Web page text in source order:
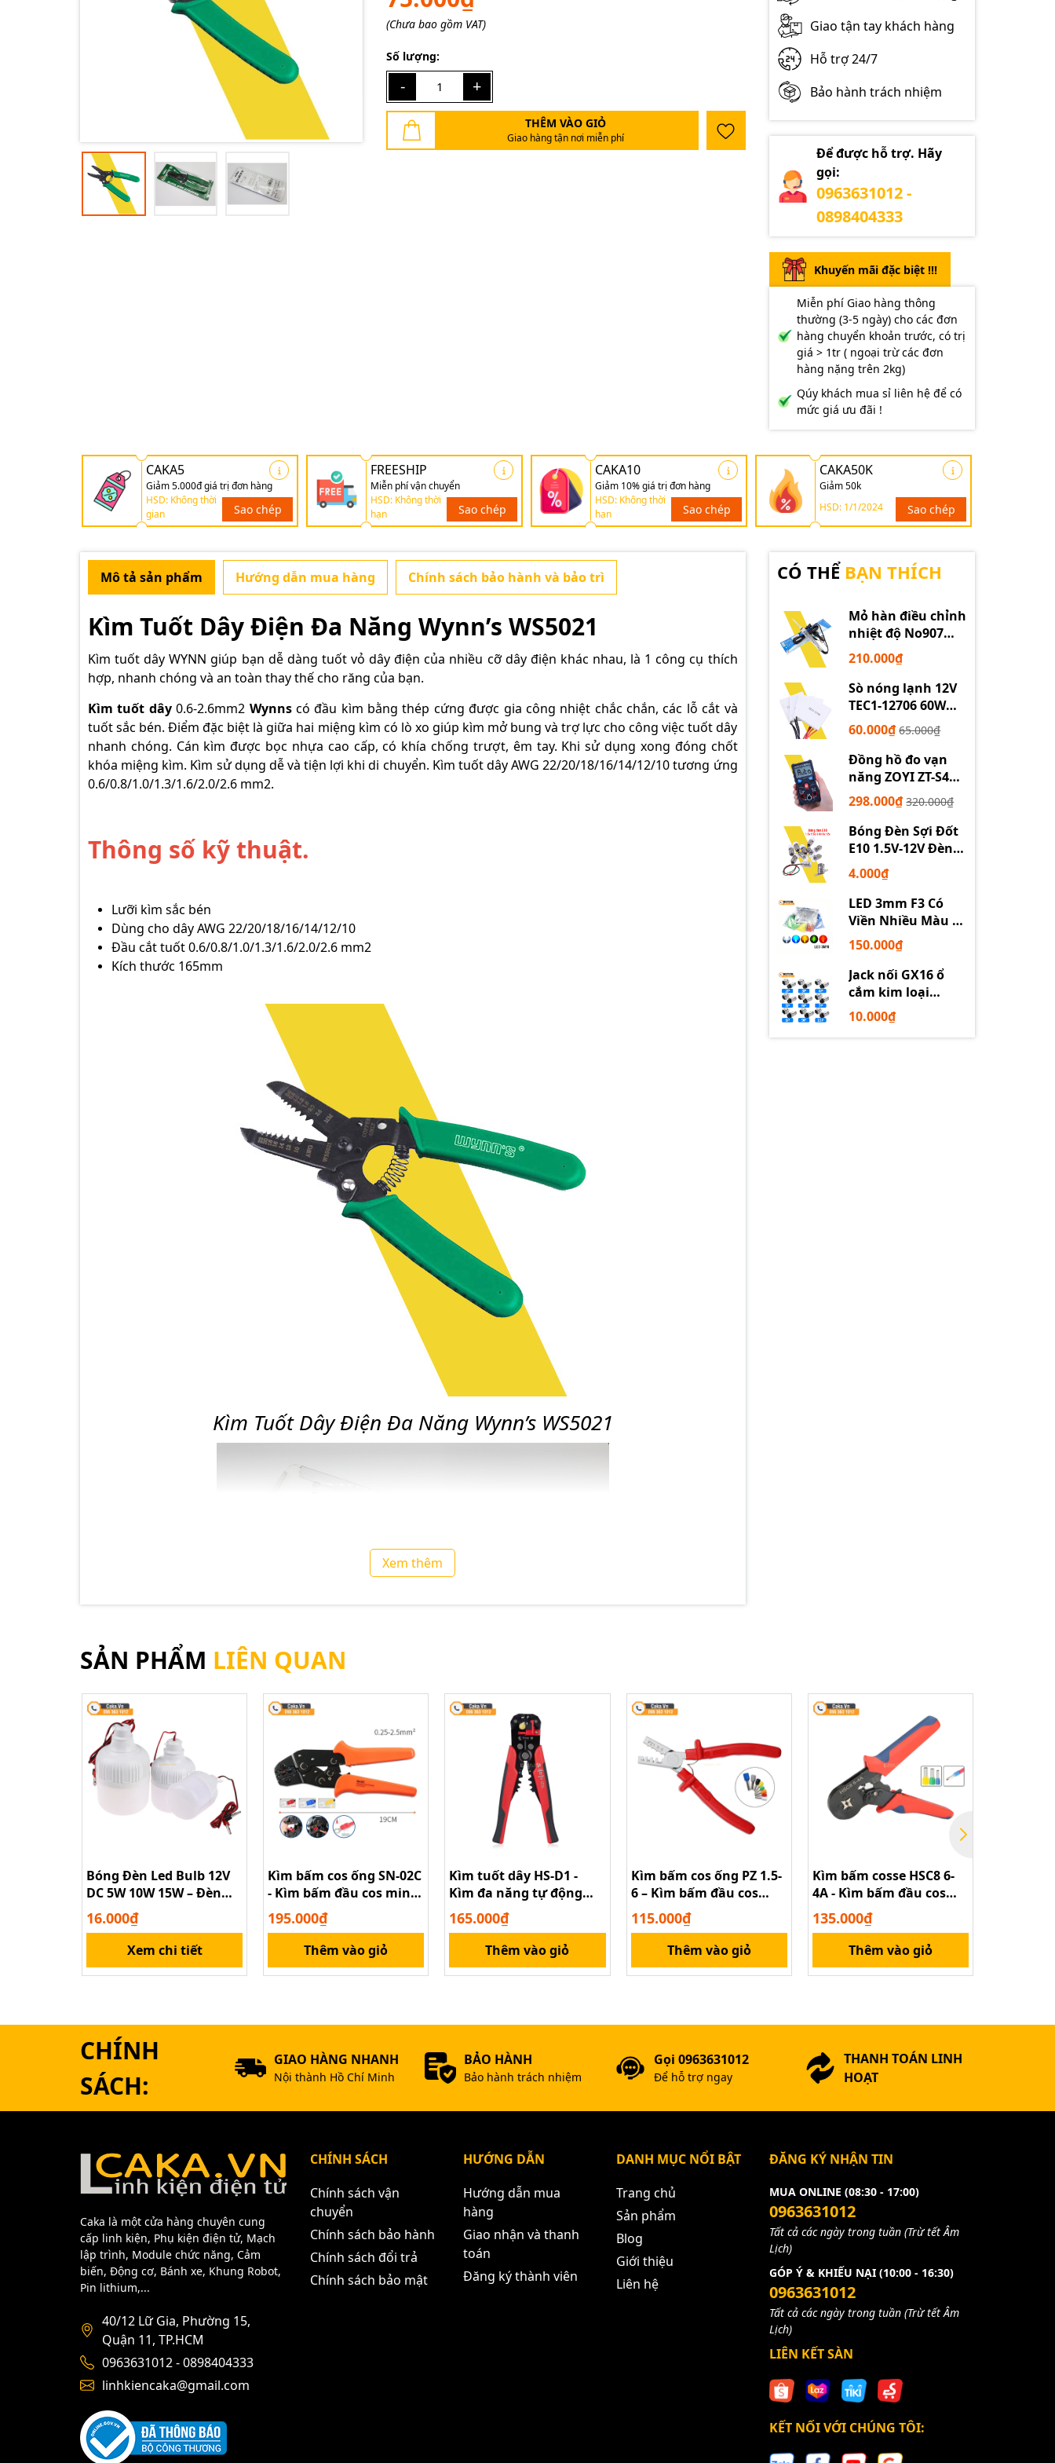
(Chưa bao gồm VAT)
Số lượng:
- +
THÊM VÀO GIỎ
Giao hàng tận nơi miễn phí
Giao tận tay khách hàng
Hỗ trợ 24/7
Bảo hành trách nhiệm
Để được hỗ trợ. Hãy
gọi:
0963631012 -
0898404333
Khuyến mãi đặc biệt !!!
Miễn phí Giao hàng thông
thường (3-5 ngày) cho các đơn
hàng chuyển khoản trước, có trị
giá > 1tr ( ngoại trừ các đơn
hàng nặng trên 2kg)
Qúy khách mua sỉ liên hệ để có
mức giá ưu đãi !
CAKA5
Giảm 5.000đ giá trị đơn hàng
HSD: Không thời
gian
Sao chép
FREESHIP
Miễn phí vận chuyển
HSD: Không thời
hạn
Sao chép
CAKA10
Giảm 10% giá trị đơn hàng
HSD: Không thời
hạn
Sao chép
CAKA50K
Giảm 50k
HSD: 1/1/2024
Sao chép
Ngày hết hạn:
Điều kiện:
Mô tả sản phẩm Hướng dẫn mua hàng Chính sách bảo hành và bảo trì
Kìm Tuốt Dây Điện Đa Năng Wynn’s WS5021
Kìm tuốt dây WYNN giúp bạn dễ dàng tuốt vỏ dây điện của nhiều cỡ dây điện khác nhau, là 1 công cụ thích
hợp, nhanh chóng và an toàn thay thế cho răng của bạn.
Kìm tuốt dây0.6-2.6mm2 Wynnscó đầu kìm bằng thép cứng được gia công nhiệt chắc chắn, các lỗ cắt và
tuốt sắc bén. Điểm đặc biệt là giữa hai miệng kìm có lò xo giúp kìm mở bung và trợ lực cho công việc tuốt dây
nhanh chóng. Cán kìm được bọc nhựa cao cấp, có khía chống trượt, êm tay. Khi sử dụng xong đóng chốt
khóa miệng kìm. Kìm sử dụng dễ và tiện lợi khi di chuyển. Kìm tuốt dây AWG 22/20/18/16/14/12/10 tương ứng
0.6/0.8/1.0/1.3/1.6/2.0/2.6 mm2.
Thông số kỹ thuật.
Lưỡi kìm sắc bén
Dùng cho dây AWG 22/20/18/16/14/12/10
Đầu cắt tuốt 0.6/0.8/1.0/1.3/1.6/2.0/2.6 mm2
Kích thước 165mm
Kìm Tuốt Dây Điện Đa Năng Wynn’s WS5021
Kìm tuốt dây Wynn
Kìm tuốt dây điện Wynn
LINH KIỆN ĐIỆN TỬ TPHCM
Địa Chỉ: Số 40/12 Lữ Gia - Phường 15 - Quận 11 - HCM
Điện Thoại: 0963631012 - 0898404333
Xem thêm
CÓ THỂ BẠN THÍCH
Mỏ hàn điều chỉnh
nhiệt độ No907
60W 220V loại tốt
210.000₫
Sò nóng lạnh 12V
TEC1-12706 60W
12710 100W 12715
150W
60.000₫ 65.000₫
Đồng hồ đo vạn
năng ZOYI ZT-S4
tự động
298.000₫ 320.000₫
Bóng Đèn Sợi Đốt
E10 1.5V-12V Đèn
Thí Nghiệm STEM
4.000₫
LED 3mm F3 Có
Viền Nhiều Màu –
Trắng Đỏ Xanh
Dương Lục Vàng
150.000₫
Jack nối GX16 ổ
cắm kim loại
2/3/4/5/6P chuyên
dụng
10.000₫
SẢN PHẨM LIÊN QUAN
Bóng Đèn Led Bulb 12V
DC 5W 10W 15W – Đèn
Kẹp Bình Ắc Quy Siêu
Sáng
16.000₫
Xem chi tiết
Kìm bấm cos ống SN-02C
- Kìm bấm đầu cos mini
kiểu Âu
195.000₫
Thêm vào giỏ
Kìm tuốt dây HS-D1 -
Kìm đa năng tự động
tuốt và cắt dây
165.000₫
Thêm vào giỏ
Kìm bấm cos ống PZ 1.5-
6 – Kìm bấm đầu cos
kiểu Đức
115.000₫
Thêm vào giỏ
Kìm bấm cosse HSC8 6-
4A - Kìm bấm đầu cos
ống VE
135.000₫
Thêm vào giỏ
CHÍNH
SÁCH:
GIAO HÀNG NHANH
Nội thành Hồ Chí Minh
BẢO HÀNH
Bảo hành trách nhiệm
Gọi 0963631012
Để hỗ trợ ngay
THANH TOÁN LINH
HOẠT
Caka là một cửa hàng chuyên cung
cấp linh kiện, Phụ kiện điện tử, Mạch
lập trình, Module chức năng, Cảm
biến, Động cơ, Bánh xe, Khung Robot,
Pin lithium,...
40/12 Lữ Gia, Phường 15,
Quận 11, TP.HCM
0963631012 - 0898404333
linhkiencaka@gmail.com
CHÍNH SÁCH
Chính sách vận
chuyển
Chính sách bảo hành
Chính sách đổi trả
Chính sách bảo mật
HƯỚNG DẪN
Hướng dẫn mua
hàng
Giao nhận và thanh
toán
Đăng ký thành viên
DANH MỤC NỔI BẬT
Trang chủ
Sản phẩm
Blog
Giới thiệu
Liên hệ
ĐĂNG KÝ NHẬN TIN
MUA ONLINE (08:30 - 17:00)
0963631012
Tất cả các ngày trong tuần (Trừ tết Âm
Lịch)
GÓP Ý & KHIẾU NẠI (10:00 - 16:30)
0963631012
Tất cả các ngày trong tuần (Trừ tết Âm
Lịch)
LIÊN KẾT SÀN
KẾT NỐI VỚI CHÚNG TÔI: